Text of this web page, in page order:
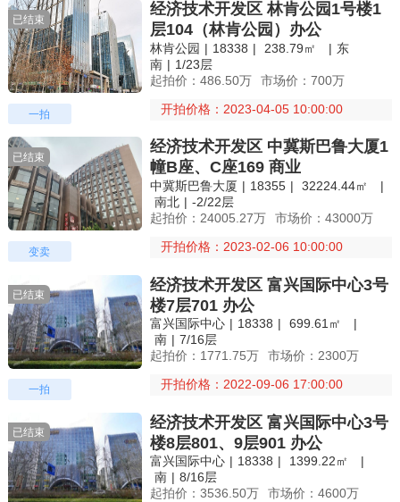
一拍
经济技术开发区 林肯公园1号楼1
层104（林肯公园）办公
林肯公园 | 18338 | 238.79㎡ | 东
南 | 1/23层
起拍价：486.50万
市场价：700万
开拍价格：2023-04-05 10:00:00
已结束
变卖
经济技术开发区 中冀斯巴鲁大厦1
幢B座、C座169 商业
中冀斯巴鲁大厦 | 18355 | 32224.44㎡
|
南北 | -2/22层
起拍价：24005.27万
市场价：43000万
开拍价格：2023-02-06 10:00:00
已结束
一拍
经济技术开发区 富兴国际中心3号
楼7层701 办公
富兴国际中心 | 18338 | 699.61㎡
|
南 | 7/16层
起拍价：1771.75万
市场价：2300万
开拍价格：2022-09-06 17:00:00
已结束
经济技术开发区 富兴国际中心3号
楼8层801、9层901 办公
富兴国际中心 | 18338 | 1399.22㎡
|
南 | 8/16层
起拍价：3536.50万
市场价：4600万
已结束